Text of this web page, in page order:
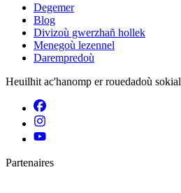
Degemer
Blog
Divizoù gwerzhañ hollek
Menegoù lezennel
Darempredoù
Heuilhit ac'hanomp er rouedadoù sokial
Partenaires